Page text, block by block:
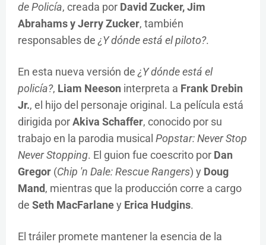
de Policía, creada por David Zucker, Jim
Abrahams y Jerry Zucker, también
responsables de¿Y dónde está el piloto?.
En esta nueva versión de¿Y dónde está el
policía?, Liam Neeson interpreta a Frank Drebin
Jr., el hijo del personaje original. La película está
dirigida porAkiva Schaffer, conocido por su
trabajo en la parodia musical Popstar: Never Stop
Never Stopping. El guion fue coescrito por Dan
Gregor (Chip 'n Dale: Rescue Rangers) y Doug
Mand, mientras que la producción corre a cargo
de Seth MacFarlaney Erica Hudgins.
El tráiler promete mantener la esencia de la